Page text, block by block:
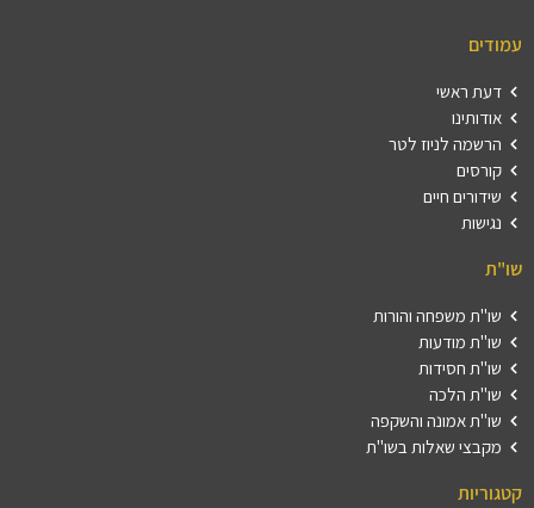
עמודים
דעת ראשי
אודותינו
הרשמה לניוז לטר
קורסים
שידורים חיים
נגישות
שו"ת
שו"ת משפחה והורות
שו"ת מודעות
שו"ת חסידות
שו"ת הלכה
שו"ת אמונה והשקפה
מקבצי שאלות בשו"ת
קטגוריות